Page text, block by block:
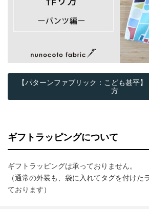
【パターンファブリック：こども甚平
方
ギフトラッピングについて
ギフトラッピングは承っておりません。
（通常の外装も、袋に入れてタグを付けた
ております）